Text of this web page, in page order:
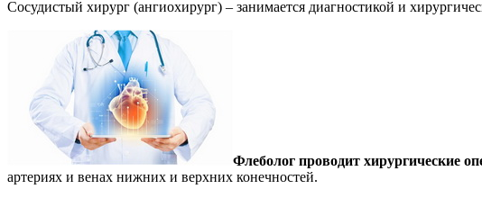
Сосудистый хирург (ангиохирург) – занимается диагностикой и
Флеболог проводит хирургические
артериях и венах нижних и верхних конечностей.